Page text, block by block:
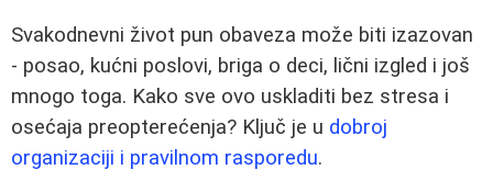
Svakodnevni život pun obaveza može biti izazovan
- posao, kućni poslovi, briga o deci, lični izgled i još
mnogo toga. Kako sve ovo uskladiti bez stresa i
osećaja preopterećenja? Ključ je u dobroj
organizaciji i pravilnom rasporedu.